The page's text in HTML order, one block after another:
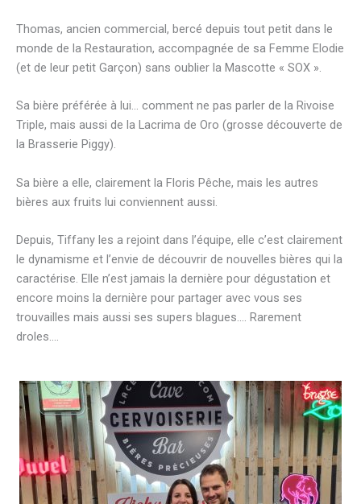
o
k
r
a
m
Thomas, ancien commercial, bercé depuis tout petit dans le
monde de la Restauration, accompagnée de sa Femme Elodie
(et de leur petit Garçon) sans oublier la Mascotte « SOX ».
Sa bière préférée à lui… comment ne pas parler de la Rivoise
Triple, mais aussi de la Lacrima de Oro (grosse découverte de
la Brasserie Piggy).
Sa bière a elle, clairement la Floris Pêche, mais les autres
bières aux fruits lui conviennent aussi.
Depuis, Tiffany les a rejoint dans l’équipe, elle c’est clairement
le dynamisme et l’envie de découvrir de nouvelles bières qui la
caractérise. Elle n’est jamais la dernière pour dégustation et
encore moins la dernière pour partager avec vous ses
trouvailles mais aussi ses supers blagues…. Rarement
droles….